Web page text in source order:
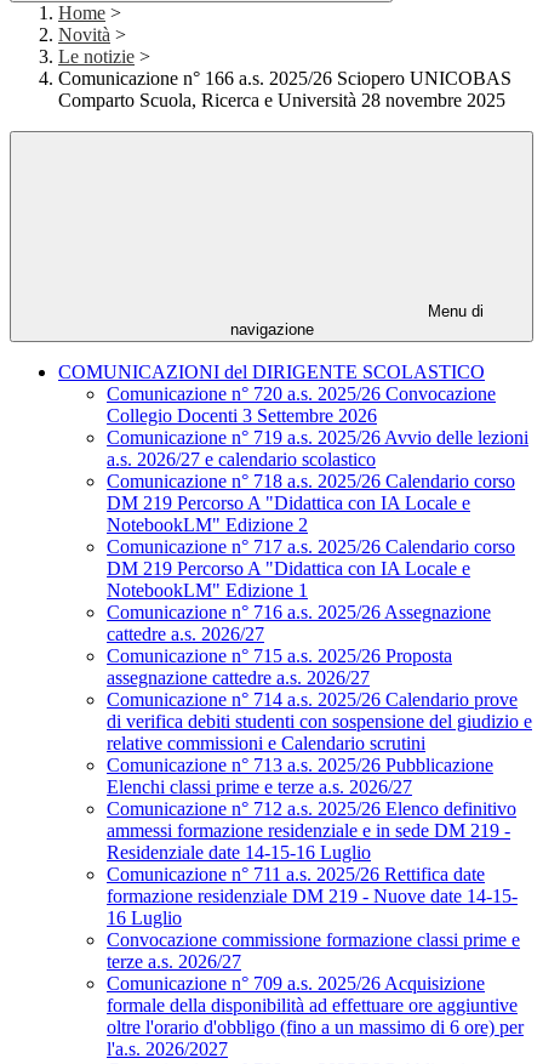
Home >
Novità >
Le notizie >
Comunicazione n° 166 a.s. 2025/26 Sciopero UNICOBAS
Comparto Scuola, Ricerca e Università 28 novembre 2025
Menu di
navigazione
COMUNICAZIONI del DIRIGENTE SCOLASTICO
Comunicazione n° 720 a.s. 2025/26 Convocazione
Collegio Docenti 3 Settembre 2026
Comunicazione n° 719 a.s. 2025/26 Avvio delle lezioni
a.s. 2026/27 e calendario scolastico
Comunicazione n° 718 a.s. 2025/26 Calendario corso
DM 219 Percorso A "Didattica con IA Locale e
NotebookLM" Edizione 2
Comunicazione n° 717 a.s. 2025/26 Calendario corso
DM 219 Percorso A "Didattica con IA Locale e
NotebookLM" Edizione 1
Comunicazione n° 716 a.s. 2025/26 Assegnazione
cattedre a.s. 2026/27
Comunicazione n° 715 a.s. 2025/26 Proposta
assegnazione cattedre a.s. 2026/27
Comunicazione n° 714 a.s. 2025/26 Calendario prove
di verifica debiti studenti con sospensione del giudizio e
relative commissioni e Calendario scrutini
Comunicazione n° 713 a.s. 2025/26 Pubblicazione
Elenchi classi prime e terze a.s. 2026/27
Comunicazione n° 712 a.s. 2025/26 Elenco definitivo
ammessi formazione residenziale e in sede DM 219 -
Residenziale date 14-15-16 Luglio
Comunicazione n° 711 a.s. 2025/26 Rettifica date
formazione residenziale DM 219 - Nuove date 14-15-
16 Luglio
Convocazione commissione formazione classi prime e
terze a.s. 2026/27
Comunicazione n° 709 a.s. 2025/26 Acquisizione
formale della disponibilità ad effettuare ore aggiuntive
oltre l'orario d'obbligo (fino a un massimo di 6 ore) per
l'a.s. 2026/2027